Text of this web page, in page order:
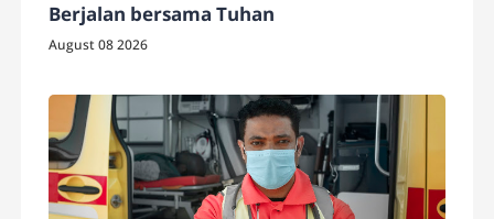
Berjalan bersama Tuhan
August 08 2026